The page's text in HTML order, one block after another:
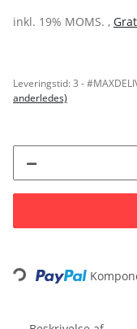
inkl. 19% MOMS. ,
Leveringstid:3 -
anderledes)
Loading...